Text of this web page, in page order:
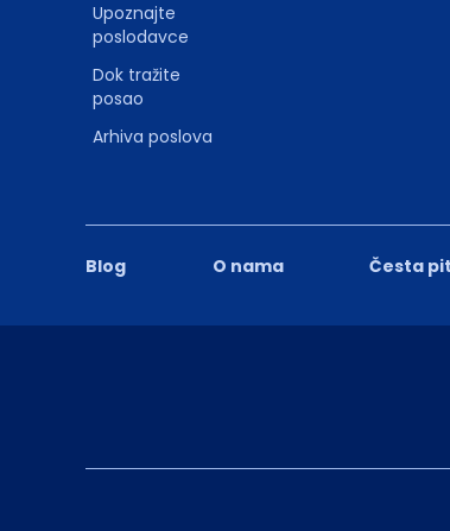
Blog O nama Česta
Upoznajte
poslodavce
Dok tražite
posao
Arhiva poslova